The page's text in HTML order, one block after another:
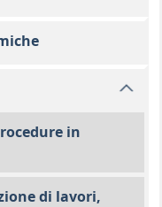
in
di lavori,